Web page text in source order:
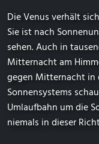
Die Venus verhält
Sie ist nach
sehen. Auch in
Mitternacht am
gegen Mitternacht in
Sonnensystems
Umlaufbahn um die
niemals in dieser